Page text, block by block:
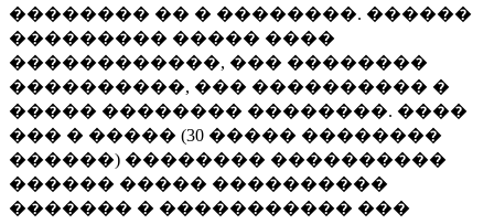
�������� �� � ��������. ������
��������� ����� ����
������������, ��� ��������
����������, ��� ���������� �
����� �������� ��������. ����
��� � ����� (30 ����� ��������
������) �������� ����������
������ ����� ����������
������� � ����������� ���